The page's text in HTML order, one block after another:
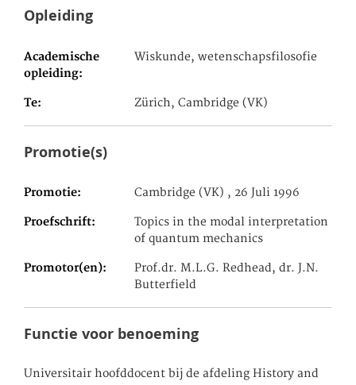
Opleiding
Academische
opleiding
Wiskunde, wetenschapsfilosofie
Te Zürich, Cambridge (VK)
Promotie(s)
Promotie Cambridge (VK) , 26 Juli 1996
Proefschrift
Topics in the modal interpretation
of quantum mechanics
Promotor(en)
Prof.dr. M.L.G. Redhead, dr. J.N.
Butterfield
Functie voor benoeming
Universitair hoofddocent bij de afdeling History and